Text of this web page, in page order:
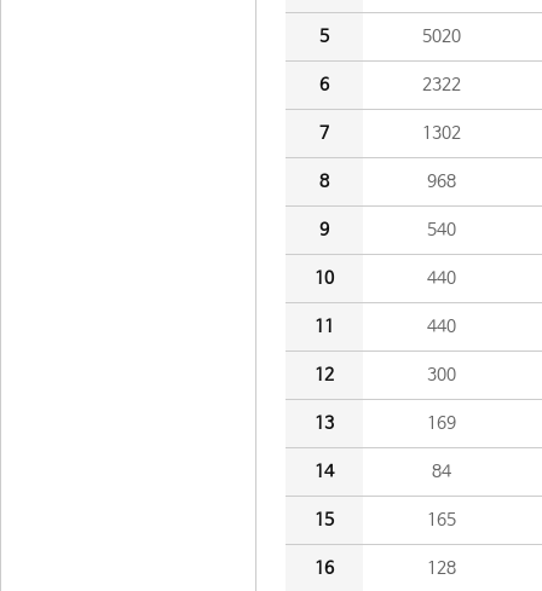
5 5020
6 2322
7 1302
8 968
9 540
10 440
11 440
12 300
13 169
14 84
15 165
16 128